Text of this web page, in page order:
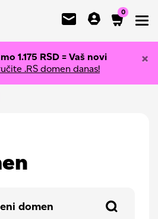
0
1.175 RSD = Vaš novi
.RS domen danas!
×